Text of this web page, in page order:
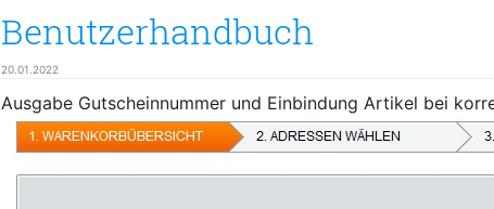
Benutzerhandbuch
20.01.2022
Ausgabe Gutscheinnummer und Einbindung Artikel bei